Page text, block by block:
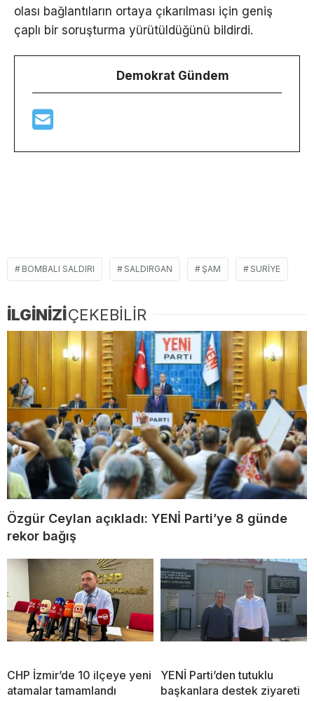
olası bağlantıların ortaya çıkarılması için geniş
çaplı bir soruşturma yürütüldüğünü bildirdi.
Demokrat Gündem
BOMBALI SALDIRI SALDIRGAN ŞAM SURIYE
İLGİNİZİÇEKEBİLİR
Özgür Ceylan açıkladı: YENİ Parti’ye 8 günde
rekor bağış
CHP İzmir’de 10 ilçeye yeni
atamalar tamamlandı
YENİ Parti’den tutuklu
başkanlara destek ziyareti